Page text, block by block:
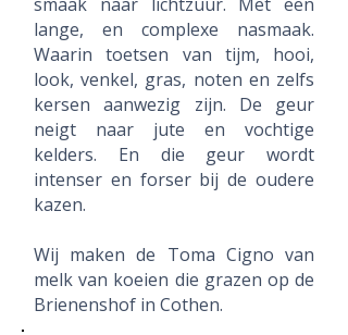
lange, en complexe nasmaak.
Waarin toetsen van tijm, hooi,
look, venkel, gras, noten en zelfs
kersen aanwezig zijn. De geur
neigt naar jute en vochtige
kelders. En die geur wordt
intenser en forser bij de oudere
kazen.
Wij maken de Toma Cigno van
melk van koeien die grazen op de
Brienenshof in Cothen.